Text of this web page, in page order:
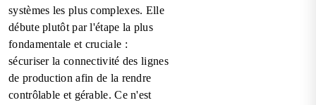
systèmes les plus complexes. Elle
débute plutôt par l'étape la plus
fondamentale et cruciale :
sécuriser la connectivité des lignes
de production afin de la rendre
contrôlable et gérable. Ce n'est